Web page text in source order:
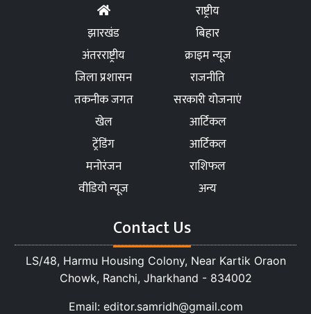
राष्ट्रीय
झारखंड
बिहार
अंतरराष्ट्रीय
क्राइम न्यूज
जिला प्रशासन
राजनीति
तकनीक जगत
सरकारी योजनाएं
खेल
आर्टिकल
ट्रेंडिंग
आर्टिकल
मनोरंजन
राशिफल
वीडियो न्यूज
अन्य
Contact Us
LS/48, Harmu Housing Colony, Near Kartik Oraon
Chowk, Ranchi, Jharkhand - 834002
Email: editor.samridh@gmail.com